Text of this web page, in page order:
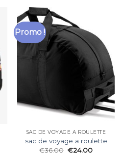
Promo !
SAC DE VOYAGE A ROULETTE
sac de voyage a roulette
€36.00 €24.00